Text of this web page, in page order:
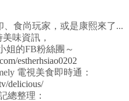
食尚玩家，或是康熙來了...
味資訊，
姐的FB粉絲團～
estherhsiao0202
電視美食即時通：
delicious/
總整理：